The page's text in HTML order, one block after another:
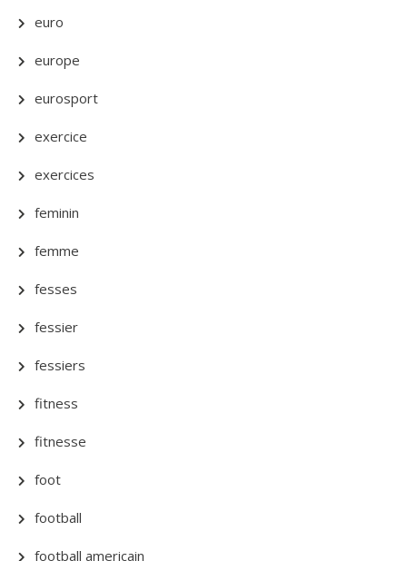
euro
europe
eurosport
exercice
exercices
feminin
femme
fesses
fessier
fessiers
fitness
fitnesse
foot
football
football americain